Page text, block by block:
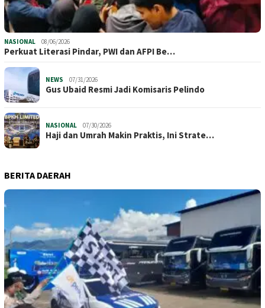
NASIONAL 08/06/2026
Perkuat Literasi Pindar, PWI dan AFPI Be…
NEWS 07/31/2026
​Gus Ubaid Resmi Jadi Komisaris Pelindo
NASIONAL 07/30/2026
Haji dan Umrah Makin Praktis, Ini Strate…
BERITA DAERAH